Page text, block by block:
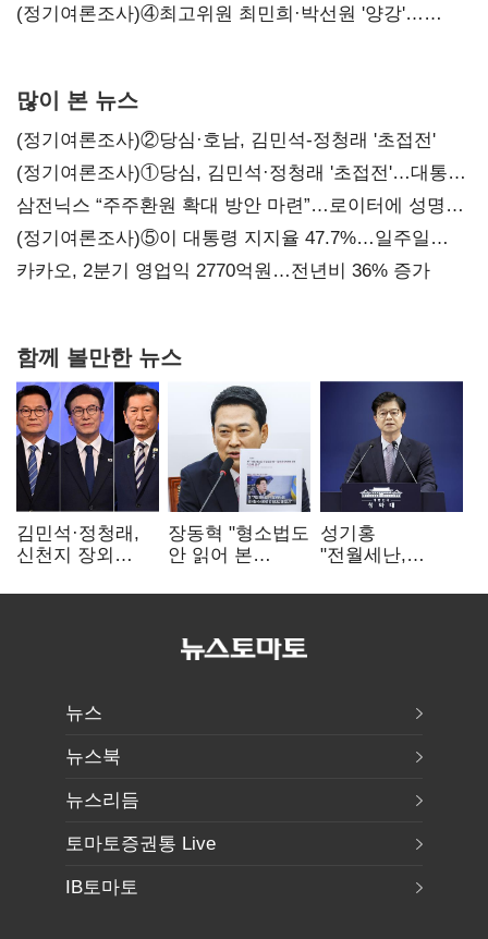
'한 자릿수'
(정기여론조사)④최고위원 최민희·박선원 '양강'…
많이 본 뉴스
(정기여론조사)②당심·호남, 김민석-정청래 '초접전'
(정기여론조사)①당심, 김민석·정청래 '초접전'…대통령
지지도 '50% 아래로'(종합)
삼전닉스 “주주환원 확대 방안 마련”…로이터에 성명
보내
(정기여론조사)⑤이 대통령 지지율 47.7%…일주일
만에 다시 40%대
카카오, 2분기 영업익 2770억원…전년비 36% 증가
함께 볼만한 뉴스
김민석·정청래,
신천지 장외
"호남 계몽 규탄"
장동혁 "형소법도
안 읽어 본
속도로 무너질
성기홍
"전월세난,
공급 문제"…닥공
뉴스
뉴스북
뉴스리듬
토마토증권통 Live
IB토마토